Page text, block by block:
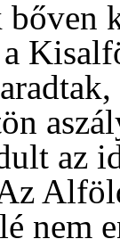
bőven
az
nem